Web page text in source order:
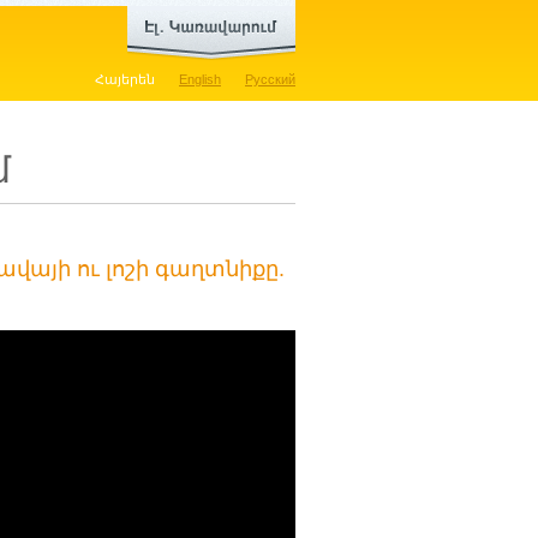
Հայերեն English Русский
ու լոշի գաղտնիքը.